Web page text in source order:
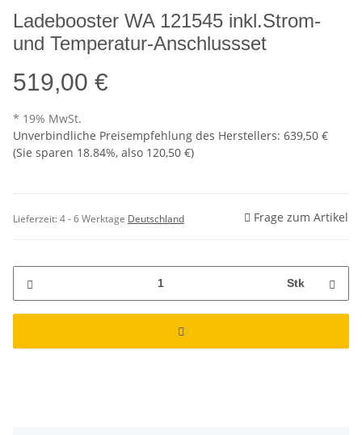
Ladebooster WA 121545 inkl.Strom-
und Temperatur-Anschlussset
519,00 €
* 19% MwSt.
Unverbindliche Preisempfehlung des Herstellers: 639,50 €
(Sie sparen 18.84%, also 120,50 €)
Lieferzeit:4 - 6 Werktage Deutschland Frage zum Artikel
Stk